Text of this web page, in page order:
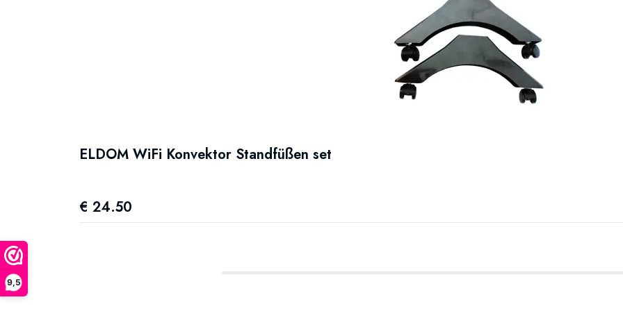
9,5
ELDOM WiFi Konvektor Standfüßen set
€ 24.50